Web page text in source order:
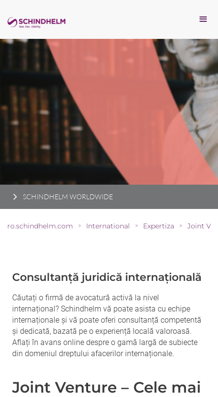
SCHINDHELM WORLDWIDE
ro.schindhelm.com > International > Expertiza >
Consultanță juridică internațională
Căutați o firmă de avocatură activă la nivel
internațional? Schindhelm vă poate asista cu echipe
internaționale și vă poate oferi consultanță competentă
și dedicată, bazată pe o experiență locală valoroasă.
Aflați în avans online despre o gamă largă de subiecte
din domeniul dreptului afacerilor internaționale.
Joint Venture – Cele mai